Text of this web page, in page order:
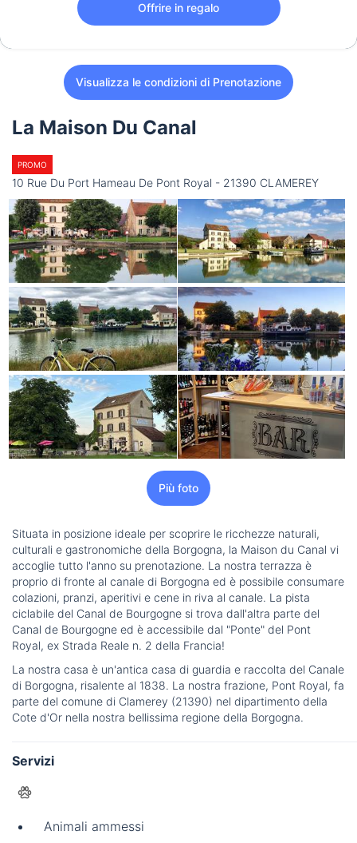
Offrire in regalo
Visualizza le condizioni di Prenotazione
La Maison Du Canal
PROMO
10 Rue Du Port Hameau De Pont Royal - 21390 CLAMEREY
Più foto
Situata in posizione ideale per scoprire le ricchezze naturali,
culturali e gastronomiche della Borgogna, la Maison du Canal vi
accoglie tutto l'anno su prenotazione. La nostra terrazza è
proprio di fronte al canale di Borgogna ed è possibile consumare
colazioni, pranzi, aperitivi e cene in riva al canale. La pista
ciclabile del Canal de Bourgogne si trova dall'altra parte del
Canal de Bourgogne ed è accessibile dal "Ponte" del Pont
Royal, ex Strada Reale n. 2 della Francia!
La nostra casa è un'antica casa di guardia e raccolta del Canale
di Borgogna, risalente al 1838. La nostra frazione, Pont Royal, fa
parte del comune di Clamerey (21390) nel dipartimento della
Cote d'Or nella nostra bellissima regione della Borgogna.
Servizi
Animali ammessi